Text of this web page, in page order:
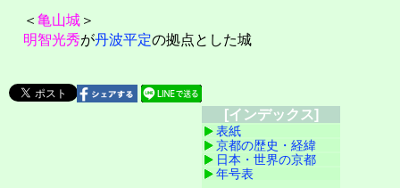
＜ 亀山城 ＞
明智光秀が丹波平定の拠点とした城
[インデックス]
表紙
京都の歴史・経緯
日本・世界の京都
年号表